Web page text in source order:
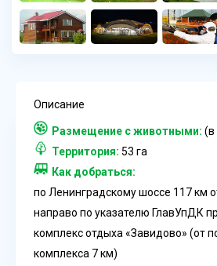
Описание
Размещение с животными: (в
Территория: 53 га
Как добраться:
по Ленинградскому шоссе 117 км
направо по указателю ГлавУпДК
комплекс отдыха «Завидово» (от
комплекса 7 км)